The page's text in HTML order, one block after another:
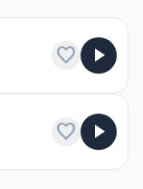
favorite play_arrow
favorite play_arrow